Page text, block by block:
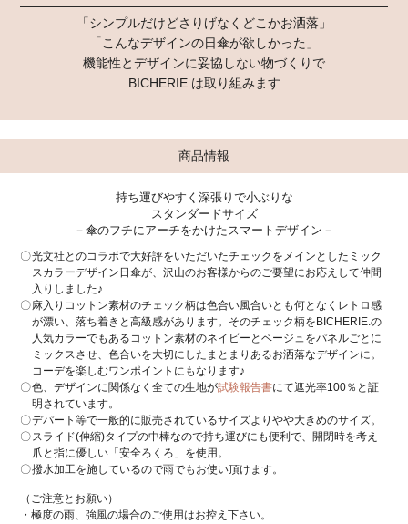
「シンプルだけどさりげなくどこかお洒落」
「こんなデザインの日傘が欲しかった」
機能性とデザインに妥協しない物づくりで
BICHERIE.は取り組みます
商品情報
持ち運びやすく深張りで小ぶりな
スタンダードサイズ
－傘のフチにアーチをかけたスマートデザイン－
光文社とのコラボで大好評をいただいたチェックをメインとしたミック
スカラーデザイン日傘が、沢山のお客様からのご要望にお応えして仲間
入りしました♪
麻入りコットン素材のチェック柄は色合い風合いとも何となくレトロ感
が漂い、落ち着きと高級感があります。そのチェック柄をBICHERIE.の
人気カラーでもあるコットン素材のネイビーとベージュをパネルごとに
ミックスさせ、色合いを大切にしたまとまりあるお洒落なデザインに。
コーデを楽しむワンポイントにもなります♪
色、デザインに関係なく全ての生地が試験報告書にて遮光率100％と証
明されています。
デパート等で一般的に販売されているサイズよりやや大きめのサイズ。
スライド(伸縮)タイプの中棒なので持ち運びにも便利で、開閉時を考え
爪と指に優しい「安全ろくろ」を使用。
撥水加工を施しているので雨でもお使い頂けます。
（ご注意とお願い）
・極度の雨、強風の場合のご使用はお控え下さい。